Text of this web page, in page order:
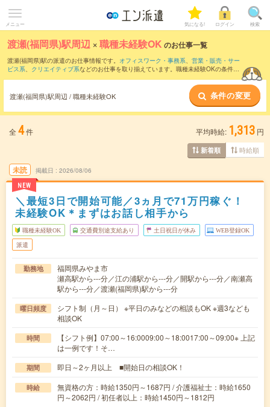
メニュー 気になる! ログイン 検索
渡瀬(福岡県)駅周辺 ×職種未経験OK のお仕事一覧
渡瀬(福岡県)駅の派遣のお仕事情報です。 オフィスワーク・事務系、 営業・販売・サー
ビス系、 クリエイティブ系などのお仕事を取り揃えています。職種未経験OKの条件の
渡瀬(福岡県)駅周辺 / 職種未経験OK 条件の変更
全 4件 平均時給: 1,313 円
新着順 時給順
未読
NEW
掲載日 2026/08/06
＼最短3日で開始可能／3ヵ月で71万円稼ぐ！
未経験OK＊まずはお話し相手から
職種未経験OK 交通費別途支給あり 土日祝日が休み WEB登録OK
派遣
勤務地
福岡県みやま市
瀬高駅から---分／江の浦駅から---分／開駅から---分／南瀬高
駅から---分／渡瀬(福岡県)駅から---分
曜日頻度
シフト制（月～日） ※平日のみなどの相談もOK ※週3なども
相談OK
時間
【シフト例】07:00～16:0009:00～18:0017:00～09:00※ 上記
は一例です！そ…
期間 即日～2ヶ月以上 ■開始日の相談OK！
時給
無資格の方：時給1350円～1687円 / 介護福祉士：時給1650
円～2062円 / 初任者以上：時給1450円～1812円